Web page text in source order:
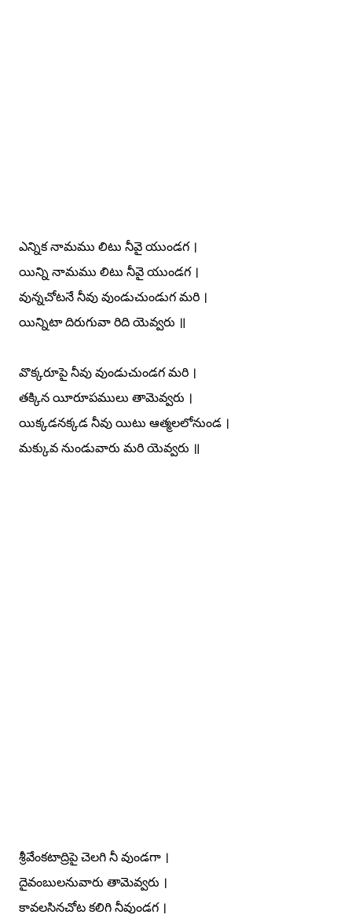
ఎన్నిక నామము లిటు నీవై యుండగ ।
యిన్ని నామము లిటు నీవై యుండగ ।
వున్నచోటనే నీవు వుండుచుండుగ మరి ।
యిన్నిటా దిరుగువా రిది యెవ్వరు ॥
వొక్కరూపై నీవు వుండుచుండగ మరి ।
తక్కిన యీరూపములు తామెవ్వరు ।
యిక్కడనక్కడ నీవు యిటు ఆత్మలలోనుండ ।
మక్కువ నుండువారు మరి యెవ్వరు ॥
శ్రీవేంకటాద్రిపై చెలగి నీ వుండగా ।
దైవంబులనువారు తామెవ్వరు ।
కావలసినచోట కలిగి నీవుండగ ।